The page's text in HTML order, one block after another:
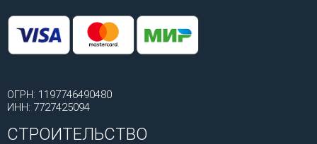
ОГРН: 1197746490480
ИНН: 7727425094
СТРОИТЕЛЬСТВО